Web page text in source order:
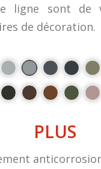
ligne sont de
de décoration.
PLUS